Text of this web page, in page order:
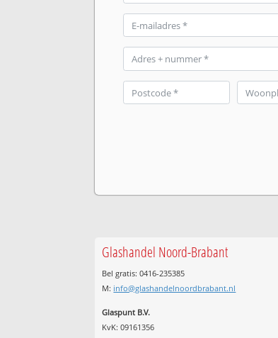
Glashandel Noord-Brabant
Bel gratis: 0416-235385
M: info@glashandelnoordbrabant.nl
Glaspunt B.V.
KvK: 09161356